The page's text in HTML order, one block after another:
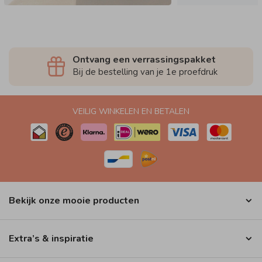
Ontvang een verrassingspakket
Bij de bestelling van je 1e proefdruk
VEILIG WINKELEN EN BETALEN
Bekijk onze mooie producten
Extra’s & inspiratie